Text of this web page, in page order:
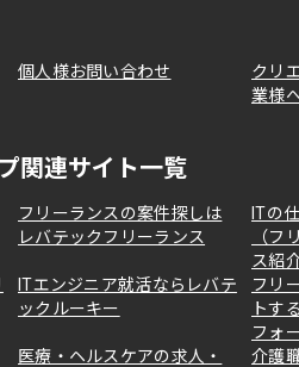
個人様お問い合わせ
クリ
業様
関連サイト一覧
フリーランスの案件探しは
レバテックフリーランス
ITの
（フ
ス紹
ITエンジニア就活ならレバテ
ックルーキー
フリ
トす
フォ
医療・ヘルスケアの求人・
介護